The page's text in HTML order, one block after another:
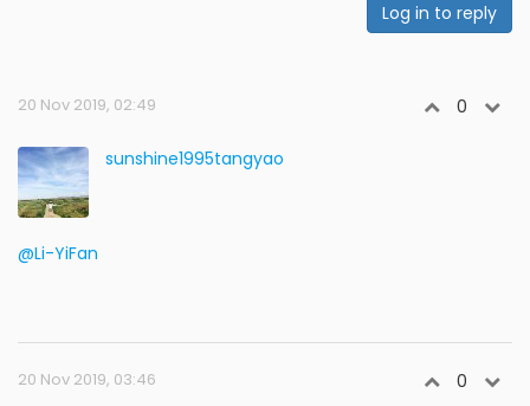
Log in to reply
20 Nov 2019, 02:49 0
sunshine1995tangyao
@Li-YiFan
20 Nov 2019, 03:46 0